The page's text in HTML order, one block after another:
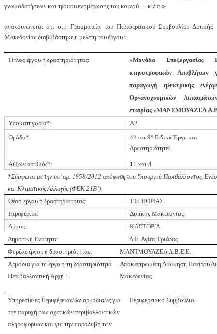
γνωμοδοτήσεων και τρόπου ενημέρωσης του κοινού … κ.λ.π.».
ανακοινώνεται ότι στη Γραμματεία του Περιφερειακού Συμβουλίου Δυτικής
Μακεδονίας διαβιβάστηκε η μελέτη του έργου :
Τίτλος έργου ή δραστηριότητας:
«Μονάδα Επεξεργασίας
κτηνοτροφικών Αποβλήτων
παραγωγή ηλεκτρικής
Οργανοχουμικών
εταιρίας «ΜΑΝΤΜΟΥΑΖΕΛ
Υποκατηγορία*:
A2
Ομάδα*:
4η και 9η Ειδικά Έργα και
Δραστηριότητες.
Αύξων αριθμός*:
11 και 4
*Σύμφωνα με την υπ’ αρ. 1958/2012 απόφαση του Υπουργού Περιβάλλοντος,
και Κλιματικής Αλλαγής (ΦΕΚ 21Β’).
Θέση έργου ή δραστηριότητας:
Τ.Ε. ΠΟΡΙΑΣ
Περιφέρεια:
Δυτικής Μακεδονίας
Δήμος:
ΚΑΣΤΟΡΙΑ
Δημοτική Ενότητα:
Δ.Ε. Αγίας Τριάδας
Φορέας έργου ή δραστηριότητας:
ΜΑΝΤΜΟΥΑΖΕΛ Α.Β.Ε.Ε.
Αρμόδια για το έργο ή τη δραστηριότητα
Περιβαλλοντική Αρχή :
Αποκεντρωμένη Διοίκηση Ηπείρου
Μακεδονίας
Υπηρεσία/ες Περιφέρειας/ών αρμόδια/ες για
την παροχή των σχετικών περιβαλλοντικών
πληροφοριών και για την παραλαβή των
Περιφερειακό Συμβούλιο.